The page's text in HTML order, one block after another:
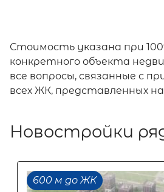
Стоимость указана при
конкретного объекта
все вопросы, связанные с
всех ЖК, представленных
Новостройки
600 м до ЖК